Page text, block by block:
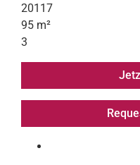
20117
95 m²
3